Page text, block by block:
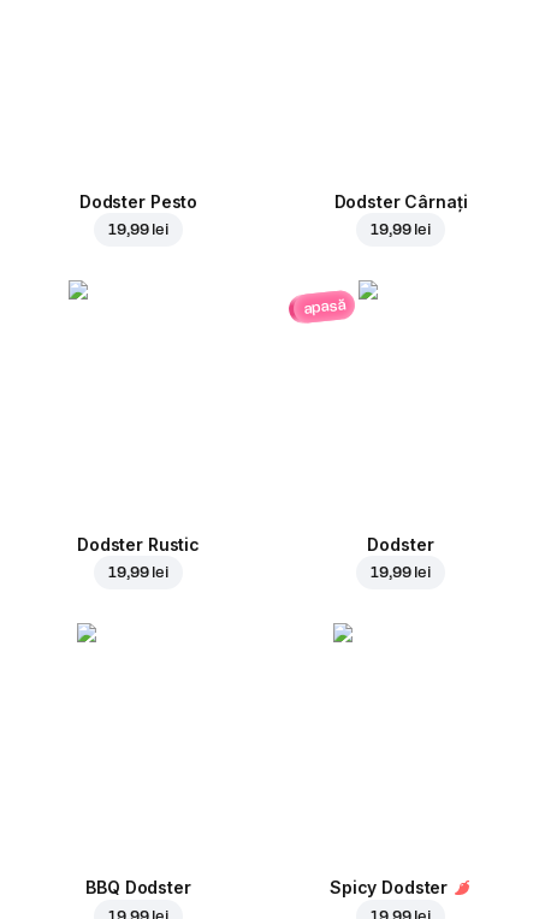
Dodster Pesto
19,99 lei
Dodster Cârnați
19,99 lei
Dodster Rustic
19,99 lei
apasă
Dodster
19,99 lei
BBQ Dodster Spicy Dodster